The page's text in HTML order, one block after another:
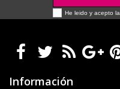
He leido y acepto la
Información